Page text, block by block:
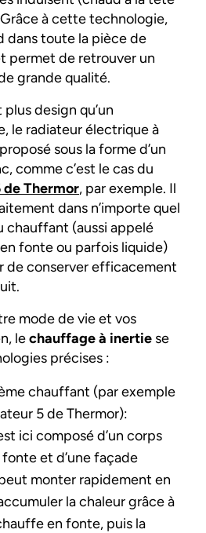
à cette technologie,
dans toute la pièce de
permet de retrouver un
grande qualité.
design qu’un
le radiateur électrique à
sous la forme d’un
comme c’est le cas du
de Thermor, par exemple. Il
dans n’importe quel
chauffant (aussi appelé
fonte ou parfois liquide)
de conserver efficacement
mode de vie et vos
lechauffage à inertie se
précises :
chauffant (par exemple
5 de Thermor):
ici composé d’un corps
et d’une façade
monter rapidement en
la chaleur grâce à
en fonte, puis la